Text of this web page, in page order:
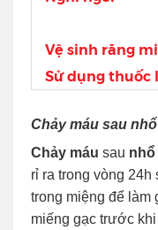
Vệ sinh răng
Sử dụng thuốc
Chảy máu sau
Chảy máu sau nhổ
rỉ ra trong vòng 24h
trong miệng để làm
miếng gạc trước